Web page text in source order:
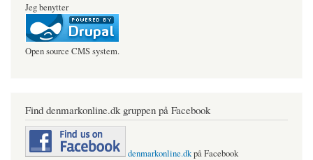
Jeg benytter
Open source CMS system.
Find denmarkonline.dk gruppen på Facebook
denmarkonline.dkpå Facebook